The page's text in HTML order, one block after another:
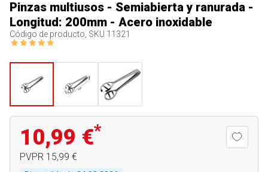
Pinzas multiusos - Semiabierta y ranurada -
Longitud: 200mm - Acero inoxidable
Código de producto, SKU 11321
10,99 €*
PVPR 15,99 €